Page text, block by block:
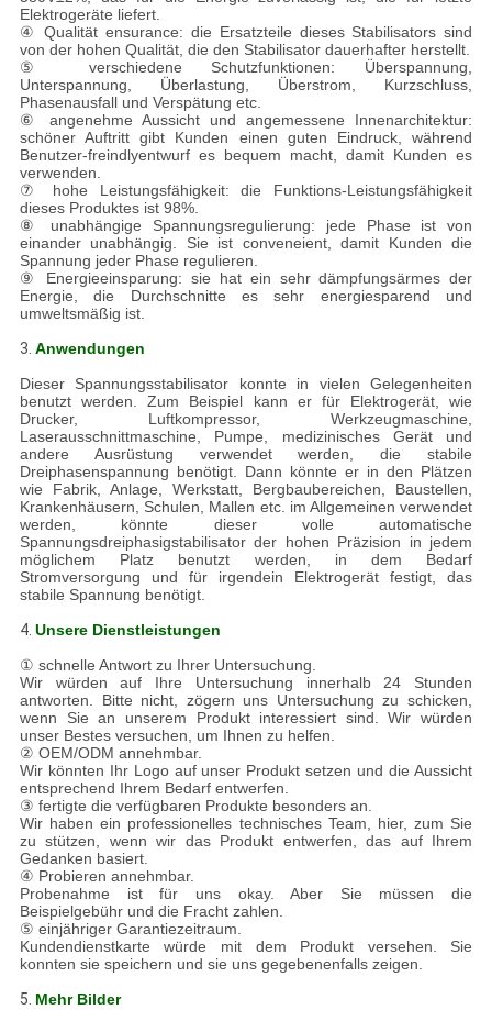
Elektrogeräte liefert.
④ Qualität ensurance: die Ersatzteile dieses Stabilisators sind
von der hohen Qualität, die den Stabilisator dauerhafter herstellt.
⑤ verschiedene Schutzfunktionen: Überspannung,
Unterspannung, Überlastung, Überstrom, Kurzschluss,
Phasenausfall und Verspätung etc.
⑥ angenehme Aussicht und angemessene Innenarchitektur:
schöner Auftritt gibt Kunden einen guten Eindruck, während
Benutzer-freindlyentwurf es bequem macht, damit Kunden es
verwenden.
⑦ hohe Leistungsfähigkeit: die Funktions-Leistungsfähigkeit
dieses Produktes ist 98%.
⑧ unabhängige Spannungsregulierung: jede Phase ist von
einander unabhängig. Sie ist conveneient, damit Kunden die
Spannung jeder Phase regulieren.
⑨ Energieeinsparung: sie hat ein sehr dämpfungsärmes der
Energie, die Durchschnitte es sehr energiesparend und
umweltsmäßig ist.
3. Anwendungen
Dieser Spannungsstabilisator konnte in vielen Gelegenheiten
benutzt werden. Zum Beispiel kann er für Elektrogerät, wie
Drucker, Luftkompressor, Werkzeugmaschine,
Laserausschnittmaschine, Pumpe, medizinisches Gerät und
andere Ausrüstung verwendet werden, die stabile
Dreiphasenspannung benötigt. Dann könnte er in den Plätzen
wie Fabrik, Anlage, Werkstatt, Bergbaubereichen, Baustellen,
Krankenhäusern, Schulen, Mallen etc. im Allgemeinen verwendet
werden, könnte dieser volle automatische
Spannungsdreiphasigstabilisator der hohen Präzision in jedem
möglichem Platz benutzt werden, in dem Bedarf
Stromversorgung und für irgendein Elektrogerät festigt, das
stabile Spannung benötigt.
4. Unsere Dienstleistungen
① schnelle Antwort zu Ihrer Untersuchung.
Wir würden auf Ihre Untersuchung innerhalb 24 Stunden
antworten. Bitte nicht, zögern uns Untersuchung zu schicken,
wenn Sie an unserem Produkt interessiert sind. Wir würden
unser Bestes versuchen, um Ihnen zu helfen.
② OEM/ODM annehmbar.
Wir könnten Ihr Logo auf unser Produkt setzen und die Aussicht
entsprechend Ihrem Bedarf entwerfen.
③ fertigte die verfügbaren Produkte besonders an.
Wir haben ein professionelles technisches Team, hier, zum Sie
zu stützen, wenn wir das Produkt entwerfen, das auf Ihrem
Gedanken basiert.
④ Probieren annehmbar.
Probenahme ist für uns okay. Aber Sie müssen die
Beispielgebühr und die Fracht zahlen.
⑤ einjähriger Garantiezeitraum.
Kundendienstkarte würde mit dem Produkt versehen. Sie
konnten sie speichern und sie uns gegebenenfalls zeigen.
5. Mehr Bilder